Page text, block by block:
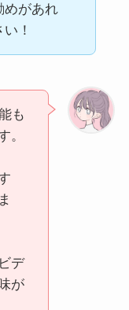
めがあれ
！
も
。
デ
が